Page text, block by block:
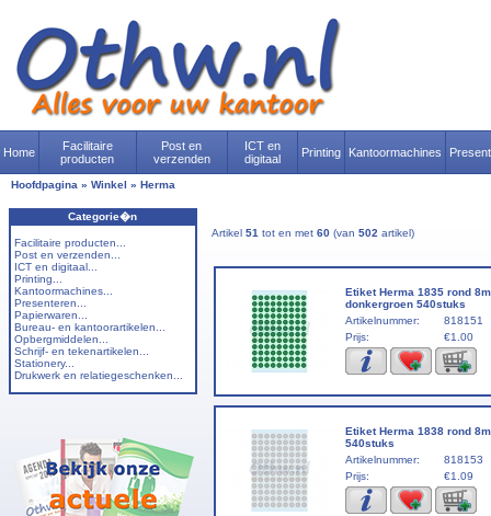
Home
Facilitaire
producten
Post en
verzenden
ICT en
digitaal
Printing Kantoormachines
Hoofdpagina » Winkel » Herma
Categorie�n
Facilitaire producten...
Post en verzenden...
ICT en digitaal...
Printing...
Kantoormachines...
Presenteren...
Papierwaren...
Bureau- en kantoorartikelen...
Opbergmiddelen...
Schrijf- en tekenartikelen...
Stationery...
Drukwerk en relatiegeschenken...
Artikel 51 tot en met 60 (van 502 artikel)
Etiket Herma 1835 rond
donkergroen 540stuks
Artikelnummer:
818151
Prijs:
€1.00
Etiket Herma 1838 rond
540stuks
Artikelnummer:
818153
Prijs:
€1.09